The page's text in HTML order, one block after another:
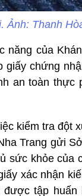
Ảnh: Thanh
năng của
chứng
an toàn thực
kiểm tra đột
Trang gửi
sức khỏe của
xác nhận
tập huấn